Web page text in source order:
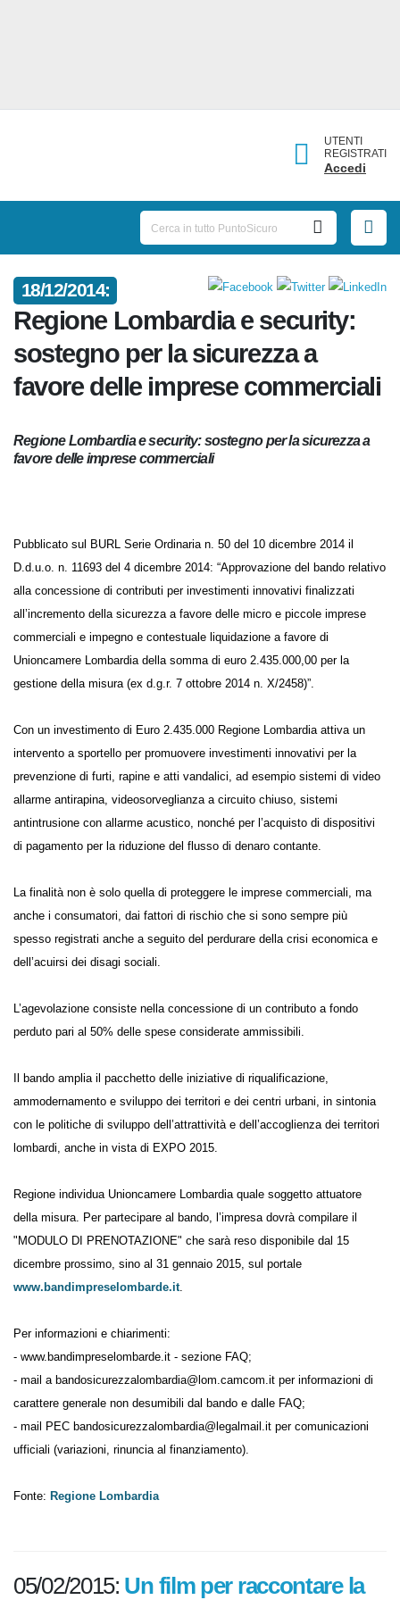
UTENTI
REGISTRATI
Accedi
18/12/2014:
Regione Lombardia e security:
sostegno per la sicurezza a
favore delle imprese
commerciali
Pubblicato sul BURL Serie Ordinaria n. 50 del 10 dicembre 2014 il
D.d.u.o. n. 11693 del 4 dicembre 2014: “Approvazione del bando
relativo alla concessione di contributi per investimenti innovativi
finalizzati all’incremento della sicurezza a favore delle micro e piccole
imprese commerciali e impegno e contestuale liquidazione a favore di
gestione della misura (ex d.g.r. 7 ottobre 2014 n. X/2458)”.
Con un investimento di Euro 2.435.000 Regione Lombardia attiva un
intervento a sportello per promuovere investimenti innovativi per la
prevenzione di furti, rapine e atti vandalici, ad esempio sistemi di video
allarme antirapina, videosorveglianza a circuito chiuso, sistemi
di pagamento per la riduzione del flusso di denaro contante.
La finalità non è solo quella di proteggere le imprese commerciali, ma
anche i consumatori, dai fattori di rischio che si sono sempre più
dell’acuirsi dei disagi sociali.
perduto pari al 50% delle spese considerate ammissibili.
Il bando amplia il pacchetto delle iniziative di riqualificazione,
ammodernamento e sviluppo dei territori e dei centri urbani, in
dei territori lombardi, anche in vista di EXPO 2015.
Regione individua Unioncamere Lombardia quale soggetto attuatore
della misura. Per partecipare al bando, l’impresa dovrà compilare il
"MODULO DI PRENOTAZIONE" che sarà reso disponibile dal 15
www.bandimpreselombarde.it
Per informazioni e chiarimenti:
- www.bandimpreselombarde.it - sezione FAQ;
- mail a bandosicurezzalombardia@lom.camcom.it per informazioni di
carattere generale non desumibili dal bando e dalle FAQ;
ufficiali (variazioni, rinuncia al finanziamento).